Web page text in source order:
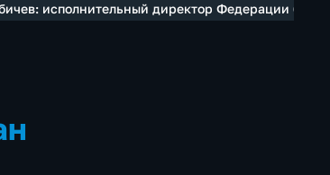
исполнительный директор Федерации